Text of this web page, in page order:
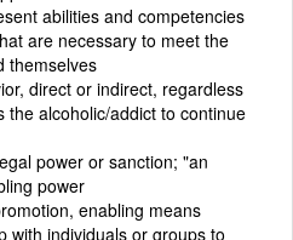
abilities and competencies
are necessary to meet the
themselves
direct or indirect, regardless
the alcoholic/addict to continue
power or sanction; "an
power
enabling means
with individuals or groups to